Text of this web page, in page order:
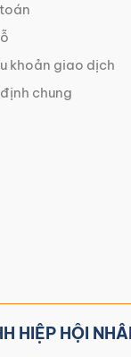
khoản giao dịch
chung
HIỆP HỘI